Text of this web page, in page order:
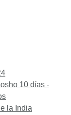
10 días -
la India